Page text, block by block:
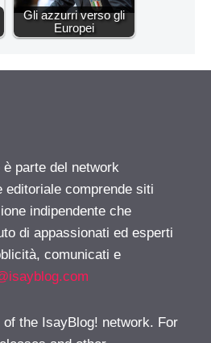
Gli azzurri verso gli
Europei
parte del network
editoriale comprende siti
indipendente che
di appassionati ed esperti
comunicati e
the IsayBlog! network. For